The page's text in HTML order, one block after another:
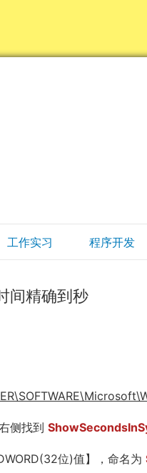
工作实习 程序开发
间精确到秒
侧找到
位)值】，命名为